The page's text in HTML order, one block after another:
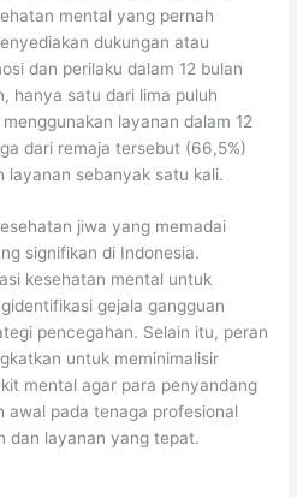
mental yang pernah
dukungan atau
dan perilaku dalam 12 bulan
hanya satu dari lima puluh
layanan dalam 12
dari remaja tersebut (66,5%)
layanan sebanyak satu kali.
jiwa yang memadai
signifikan di Indonesia.
kesehatan mental untuk
gejala gangguan
pencegahan. Selain itu, peran
untuk meminimalisir
mental agar para penyandang
awal pada tenaga profesional
dan layanan yang tepat.